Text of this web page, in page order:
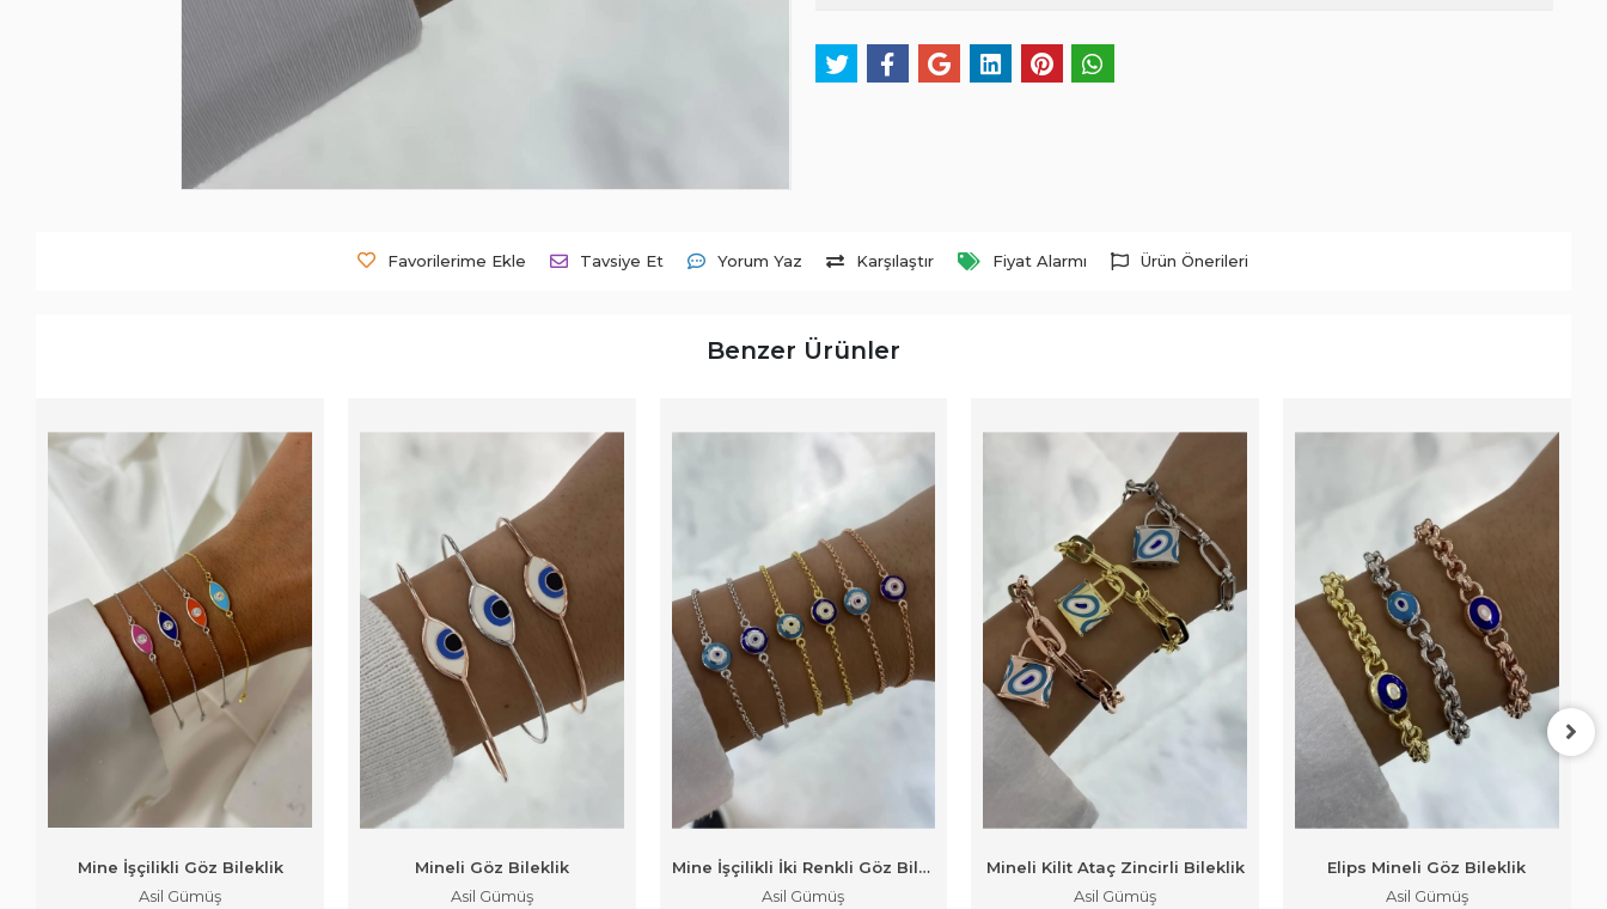
Favorilerime Ekle Tavsiye Et Yorum Yaz Karşılaştır Fiyat Alarmı Ürün Önerileri
Benzer Ürünler
Mine İşçilikli Göz Bileklik
Asil Gümüş
Mineli Göz Bileklik
Asil Gümüş
Mine İşçilikli İki Renkli Göz Bileklik
Asil Gümüş
Mineli Kilit Ataç Zincirli Bileklik
Asil Gümüş
Elips Mineli Göz Bileklik
Asil Gümüş